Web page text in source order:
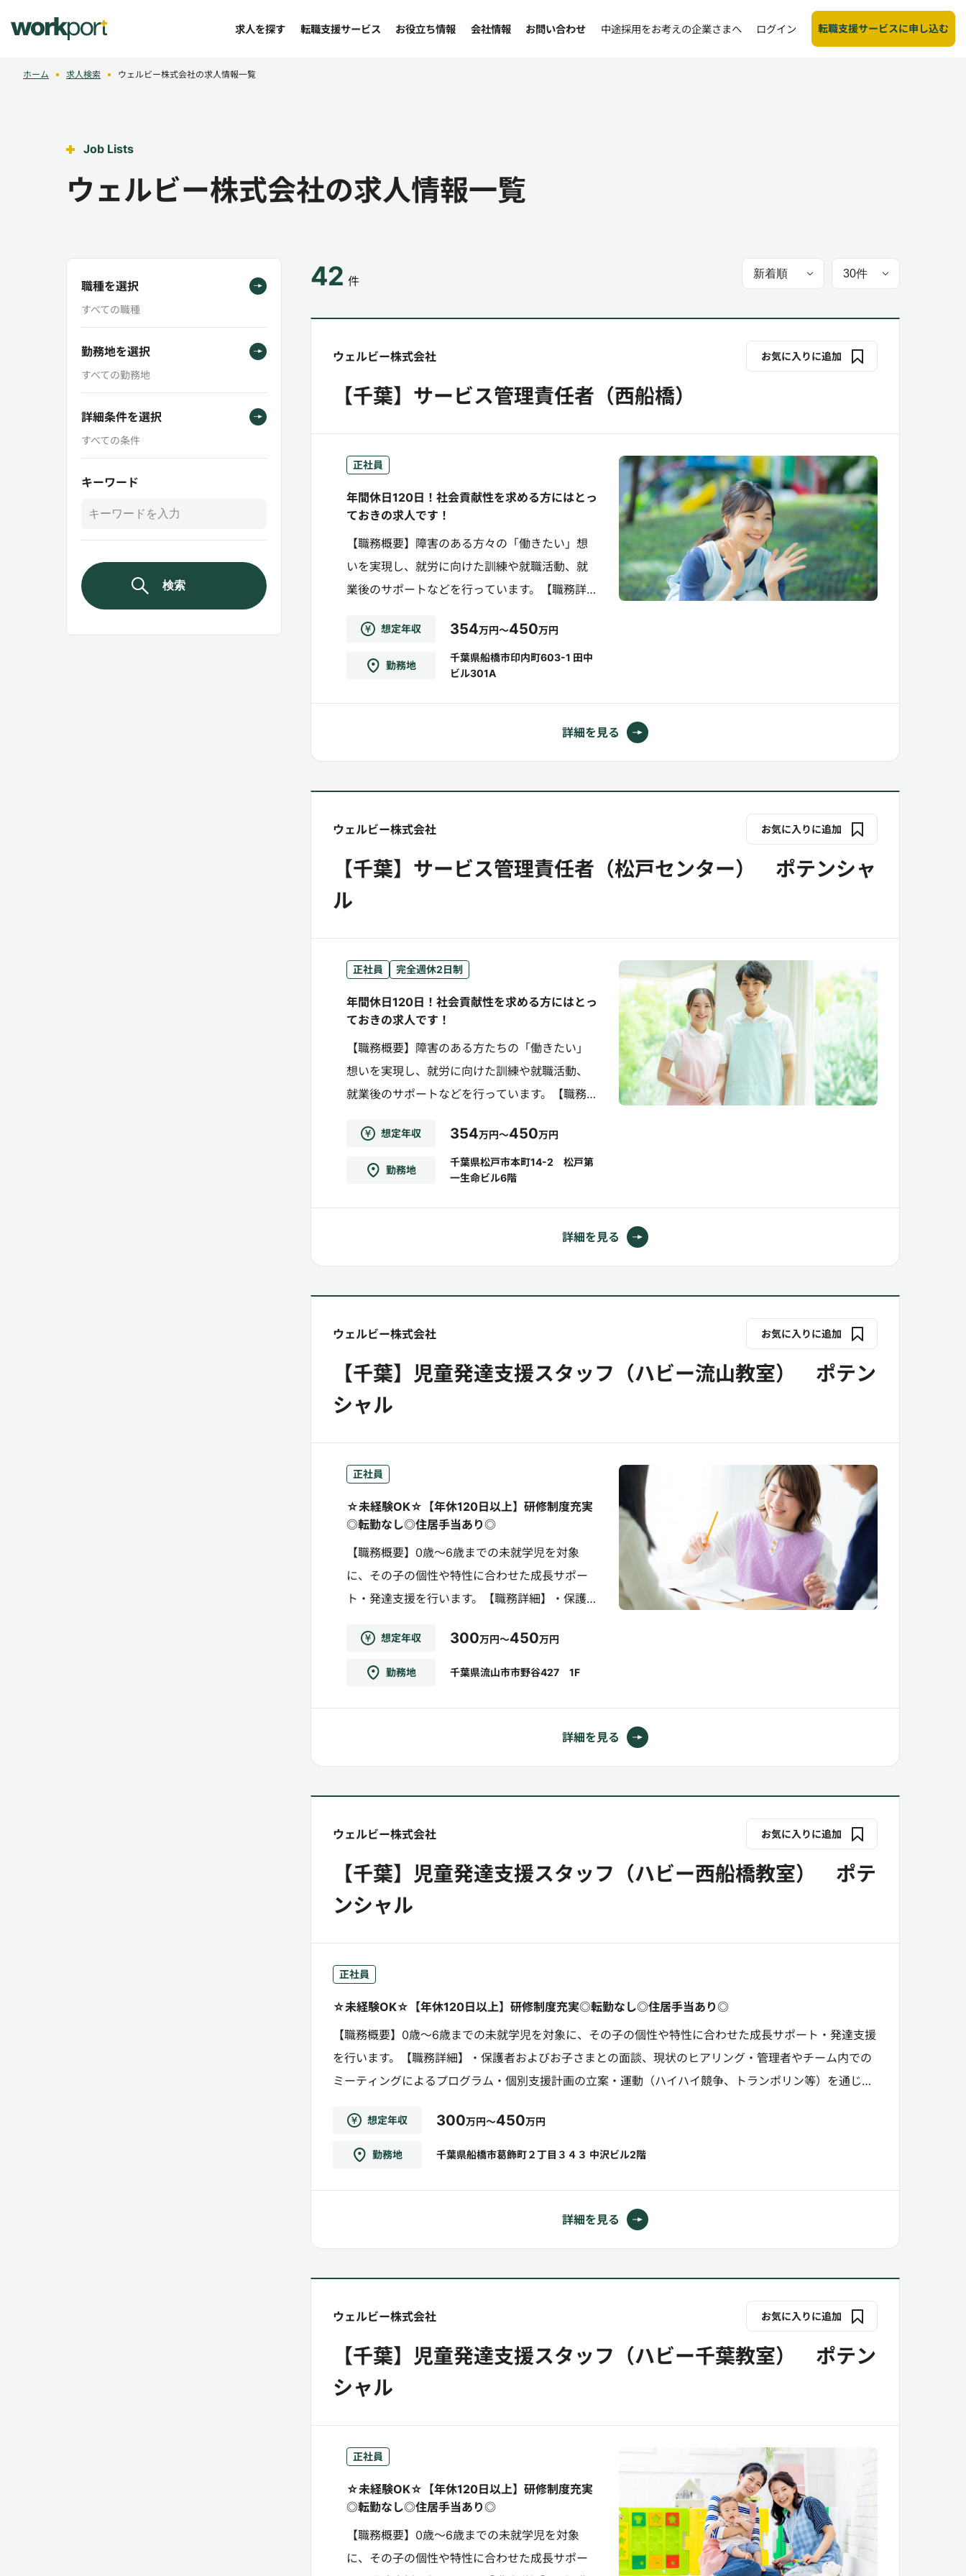
求人を探す 転職支援サービス お役立ち情報 会社情報 お問い合わせ 中途採用をお考えの企業さまへ ログイン 転職支援サービスに申し込む
ホーム 求人検索 ウェルビー株式会社の求人情報一覧
Job Lists
ウェルビー株式会社の求人情報一覧
職種を選択
すべての職種
勤務地を選択
すべての勤務地
詳細条件を選択
すべての条件
キーワード
検索
42 件
ウェルビー株式会社
【千葉】サービス管理責任者（西船橋）
正社員
年間休日120日！社会貢献性を求める方にはとっ
ておきの求人です！
【職務概要】障害のある方々の「働きたい」想
いを実現し、就労に向けた訓練や就職活動、就
業後のサポートなどを行っています。【職務詳
に合わせた支援計画の立案・進捗管理●就労に
向けた訓練の実施 （パソコン訓練、ビジネスマ
ナー、グループワークなどのトレーニング）●
就職活動のサポート（面接への同行、職場配慮
想定年収 354万円～450万円
勤務地
千葉県船橋市印内町603-1 田中
ビル301A
お気に入りに追加
詳細を見る
ウェルビー株式会社
【千葉】サービス管理責任者（松戸センター） ポテンシャ
ル
正社員 完全週休2日制
年間休日120日！社会貢献性を求める方にはとっ
ておきの求人です！
【職務概要】障害のある方たちの「働きたい」
想いを実現し、就労に向けた訓練や就職活動、
就業後のサポートなどを行っています。【職務
性に合わせた支援計画の立案・進捗管理●就労
に向けた訓練の実施 （パソコン訓練、ビジネス
マナー、グループワークなどのトレーニング）
●就職活動のサポート（面接への同行、職場配
想定年収 354万円～450万円
勤務地
千葉県松戸市本町14-2 松戸第
一生命ビル6階
お気に入りに追加
詳細を見る
ウェルビー株式会社
【千葉】児童発達支援スタッフ（ハビー流山教室） ポテン
シャル
正社員
☆未経験OK☆【年休120日以上】研修制度充実
◎転勤なし◎住居手当あり◎
【職務概要】0歳～6歳までの未就学児を対象
に、その子の個性や特性に合わせた成長サポー
ト・発達支援を行います。【職務詳細】・保護
グ・管理者やチーム内でのミーティングによる
プログラム・個別支援計画の立案・運動（ハイ
想定年収 300万円～450万円
勤務地 千葉県流山市市野谷427 1F
お気に入りに追加
詳細を見る
ウェルビー株式会社
【千葉】児童発達支援スタッフ（ハビー西船橋教室） ポテ
ンシャル
正社員
☆未経験OK☆【年休120日以上】研修制度充実◎転勤なし◎住居手当あり◎
【職務概要】0歳～6歳までの未就学児を対象に、その子の個性や特性に合わせた成長サポート・発達支援
を行います。【職務詳細】・保護者およびお子さまとの面談、現状のヒアリング・管理者やチーム内での
ミーティングによるプログラム・個別支援計画の立案・運動（ハイハイ競争、トランポリン等）を通じた
想定年収 300万円～450万円
勤務地 千葉県船橋市葛飾町２丁目３４３ 中沢ビル2階
お気に入りに追加
詳細を見る
ウェルビー株式会社
【千葉】児童発達支援スタッフ（ハビー千葉教室） ポテン
シャル
正社員
☆未経験OK☆【年休120日以上】研修制度充実
◎転勤なし◎住居手当あり◎
【職務概要】0歳～6歳までの未就学児を対象
に、その子の個性や特性に合わせた成長サポー
お気に入りに追加